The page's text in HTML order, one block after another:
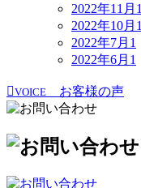
2022年11月 1
2022年10月 1
2022年7月 1
2022年6月 1
VOICE お客様の声